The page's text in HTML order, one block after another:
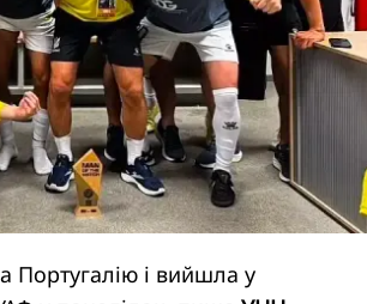
Португалію і вийшла у